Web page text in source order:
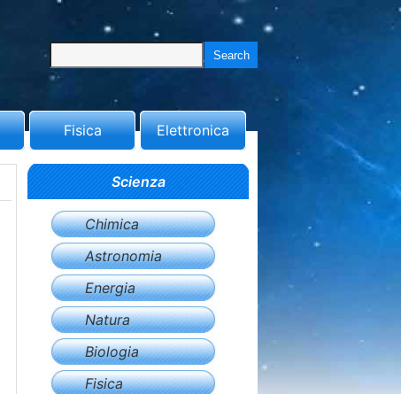
Fisica Elettronica
Scienza
Chimica
Astronomia
Energia
Natura
Biologia
Fisica